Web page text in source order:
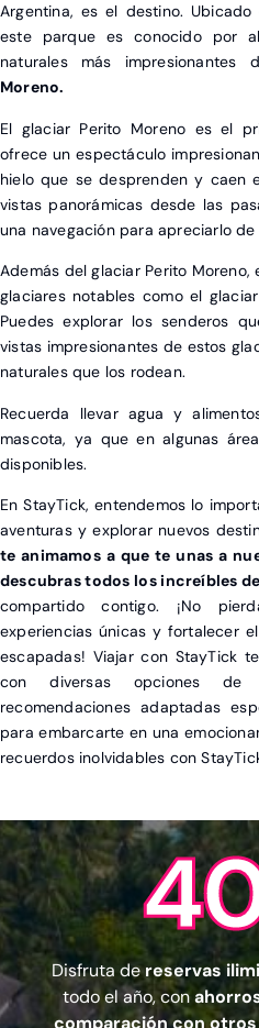
Argentina, es el destino.
este parque es conocido por
naturales más impresionantes
Moreno.
El glaciar Perito Moreno es el
ofrece un espectáculo
hielo que se desprenden y caen
vistas panorámicas desde las
una navegación para apreciarlo de
Además del glaciar Perito
glaciares notables como el
Puedes explorar los senderos
vistas impresionantes de estos
naturales que los rodean.
Recuerda llevar agua y
mascota, ya que en algunas
disponibles.
En StayTick, entendemos lo
aventuras y explorar nuevos
te animamos a que te unas a
descubras todos los increíbles
compartido contigo. ¡No
experiencias únicas y fortalecer
escapadas! Viajar con StayTick
con diversas opciones de
recomendaciones adaptadas
para embarcarte en una
recuerdos inolvidables con
Disfruta dereservas
todo el año, con
comparación con